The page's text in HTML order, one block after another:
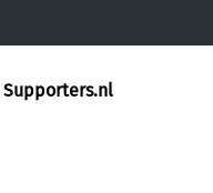
Supporters.nl